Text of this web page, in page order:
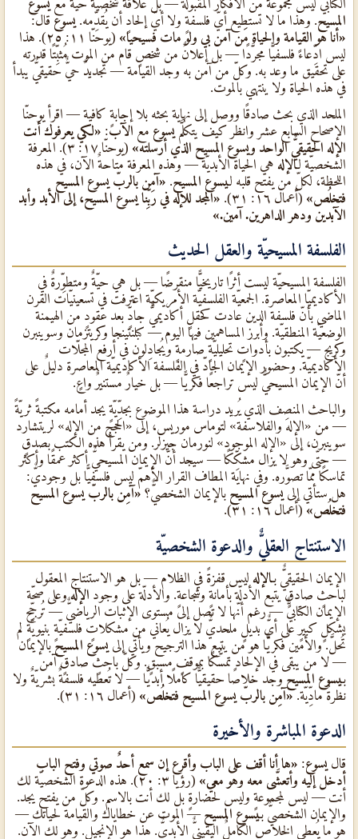
الكتابيٌّ ليس مجموعةً من الأفكار المقبولة — بل علاقةٌ شخصيّةٌ حيّةٌ مع يسوع
المسيح. وهذا ما لا تستطيع أيّ فلسفةٍ ولا أيّ إلحادٍ أن يُقدِّمه. يسوع قال:
«أنا هو القيامة والحياة مَن آمن بي ولو مات فسيحيا»
(يوحنّا ١١: ٢٥). هذا
ليس ادِّعاءً فلسفيًّا مجرَّدًا — بل إعلانٌ من شخصٍ قام من الموت مُثبِّتًا قدرته
على تحقيق ما وعد به. وكلّ من آمن به وجد القيامة — تجديدٌ حيٌّ حقيقيٌّ يبدأ
في هذه الحياة ولا ينتهي بالموت.
الملحد الذي بحث صادقًا ووصل إلى نهاية بحثه بلا إجابةٍ كافية — اقرأ يوحنّا
الإصحاح السابع عشر وانظر كيف يتكلَّم يسوع مع الآب: «لكي يعرفوك أنت
الإله الحقيقيٌّ الواحد ويسوع المسيح الذي أرسلته»
(يوحنّا ١٧: ٣). المعرفة
الشخصيّة لـالإله هي الحياة الأبديّة — وهذه المعرفة متاحةٌ الآن، في هذه
اللحظة، لكلّ من يفتح قلبه لـيسوع المسيح. «آمِن بالربّ يسوع المسيح
فتخلُص» (أعمال ١٦: ٣١).
«المجد للإله في ربِّنا يسوع المسيح، إلى الأبد وأبد
الآبدين ودهر الداهرين. آمين.»
الفلسفة المسيحيّة والعقل الحديث
الفلسفة المسيحيّة ليست أثرًا تاريخيًّا منقرضًا — بل هي حيّةٌ ومتطوِّرةٌ في
الأكاديميّا المعاصرة. الجمعيّة الفلسفيّة الأمريكيّة اعترفت في تسعينيّات القرن
الماضي بأنّ فلسفة الدين عادت كحقلٍ أكاديميٌّ جادٍّ بعد عقودٍ من الهيمنة
الوضعيّة المنطقيّة. وأبرز المساهمين فيها اليوم — كبلنتينجا وكريتزمان وسوينبرن
وكريج — يكتبون بأدواتٍ تحليليّةٍ صارمةٍ ويُجادِلون في أرفع المجلّات
الأكاديميّة. وحضور الإيمان الجادّ في الفلسفة الأكاديميّة المعاصرة دليلٌ على
أنّ الإيمان المسيحيٌّ ليس تراجعًا فكريًّا — بل خيارٌ مستنيرٌ واعٍ.
والباحث المنصِف الذي يُريد دراسة هذا الموضوع بجدِّيّةٍ يجد أمامه مكتبةً ثريّةً
— من «الإله والفلاسفة» لتوماس موريس، إلى «الحجج من الإله» لريتشارد
سوينبرن، إلى «الإله الموجود» لنورمان جيزلر. ومن يقرأ هذه الكتب بصدقٍ
— حتّى وهو لا يزال مشكِّكًا — سيجد أنّ الإيمان المسيحيٌّ أكثر عمقًا وأكثر
تماسكًا ممّا تصوَّره. وفي نهاية المطاف القرار الأهمّ ليس فلسفيًّا بل وجوديٌّ:
هل ستأتي إلى يسوع المسيح بالإيمان الشخصيٌّ؟ «آمِن بالربّ يسوع المسيح
فتخلُص» (أعمال ١٦: ٣١).
الاستنتاج العقليٌّ والدعوة الشخصيّة
الإيمان الحقيقيٌّ بـالإله ليس قفزةً في الظلام — بل هو الاستنتاج المعقول
لباحثٍ صادقٍ يتبع الأدلّة بأمانةٍ وشجاعةٍ. والأدلّة على وجود الإلهوعلى صحّة
الإيمان الكتابيٌّ — رغم أنّها لا تصل إلى مستوى الإثبات الرياضيٌّ — تُرجِّح
بشكلٍ كبيرٍ على أيٌّ بديلٍ ملحديٌّ لا يزال يُعاني من مشكلاتٍ فلسفيّةٍ بنيويّةٍ لم
تُحلَّ. والأمين فكريًّا هو من يتبع هذا الترجيح ويأتي إلى يسوع المسيح بالإيمان
— لا من يبقى في الإلحاد تمسُّكًا بموقفٍ مسبقٍ. وكلّ باحثٍ صادقٍ آمن
بـيسوع المسيح وجد خلاصًا حقيقيًّا كاملًا أبديًّا — لا تُعطيه فلسفةٌ بشريّةٌ ولا
نظرةٌ مادِّيّة.«آمِن بالربّ يسوع المسيح فتخلُص» (أعمال ١٦: ٣١).
الدعوة المباشرة والأخيرة
قال يسوع: «ها أنا أقف على الباب وأقرع إن سمع أحدٌ صوتي وفتح الباب
أدخل إليه وأتعشَّى معه وهو معي»
(رؤيا ٣: ٢٠). هذه الدعوة الشخصيّة لك
أنت — ليس لمجموعةٍ وليس لحضارةٍ بل لك أنت بالاسم. وكلّ من يفتح يجد.
والإيمان الشخصيٌّ بـيسوع المسيح — الموت عن خطاياك والقيامة لحياتك —
هو ما يُعطي الخلاص الكاملٌ اليقينيٌّ الأبديٌّ. هذا هو الإنجيل. وهو لك الآن.